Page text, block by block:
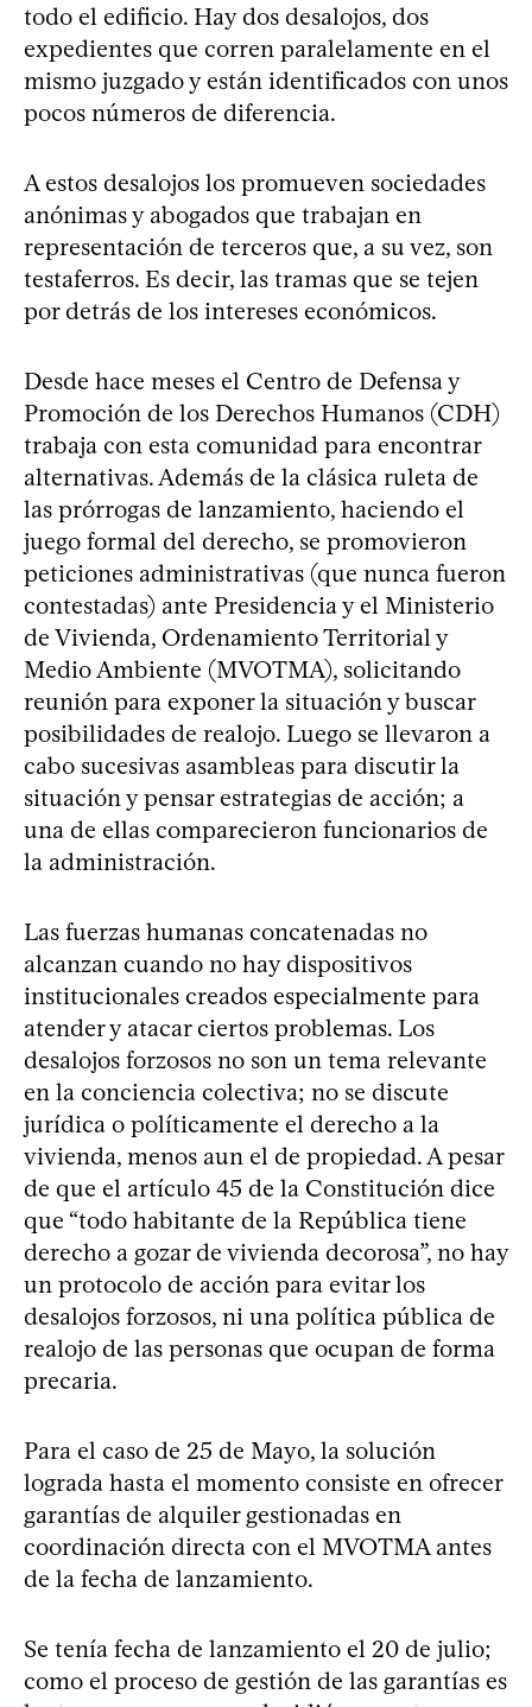
todo el edificio. Hay dos desalojos, dos
expedientes que corren paralelamente en el
mismo juzgado y están identificados con unos
pocos números de diferencia.
A estos desalojos los promueven sociedades
anónimas y abogados que trabajan en
representación de terceros que, a su vez, son
testaferros. Es decir, las tramas que se tejen
por detrás de los intereses económicos.
Desde hace meses el Centro de Defensa y
Promoción de los Derechos Humanos (CDH)
trabaja con esta comunidad para encontrar
alternativas. Además de la clásica ruleta de
las prórrogas de lanzamiento, haciendo el
juego formal del derecho, se promovieron
peticiones administrativas (que nunca fueron
contestadas) ante Presidencia y el Ministerio
de Vivienda, Ordenamiento Territorial y
Medio Ambiente (MVOTMA), solicitando
reunión para exponer la situación y buscar
posibilidades de realojo. Luego se llevaron a
cabo sucesivas asambleas para discutir la
situación y pensar estrategias de acción; a
una de ellas comparecieron funcionarios de
la administración.
Las fuerzas humanas concatenadas no
alcanzan cuando no hay dispositivos
institucionales creados especialmente para
atender y atacar ciertos problemas. Los
desalojos forzosos no son un tema relevante
en la conciencia colectiva; no se discute
jurídica o políticamente el derecho a la
vivienda, menos aun el de propiedad. A pesar
de que el artículo 45 de la Constitución dice
que “todo habitante de la República tiene
derecho a gozar de vivienda decorosa”, no hay
un protocolo de acción para evitar los
desalojos forzosos, ni una política pública de
realojo de las personas que ocupan de forma
precaria.
Para el caso de 25 de Mayo, la solución
lograda hasta el momento consiste en ofrecer
garantías de alquiler gestionadas en
coordinación directa con el MVOTMA antes
de la fecha de lanzamiento.
Se tenía fecha de lanzamiento el 20 de julio;
como el proceso de gestión de las garantías es